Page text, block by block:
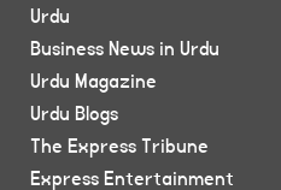
Urdu
Business News in Urdu
Urdu Magazine
Urdu Blogs
The Express Tribune
Express Entertainment